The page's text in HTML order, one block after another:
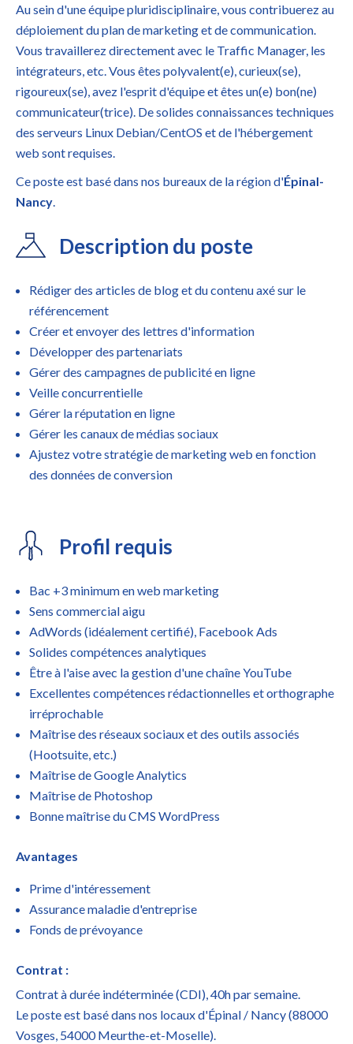
Au sein d'une équipe pluridisciplinaire, vous contribuerez au
déploiement du plan de marketing et de communication.
Vous travaillerez directement avec le Traffic Manager, les
intégrateurs, etc. Vous êtes polyvalent(e), curieux(se),
rigoureux(se), avez l'esprit d'équipe et êtes un(e) bon(ne)
communicateur(trice). De solides connaissances techniques
des serveurs Linux Debian/CentOS et de l'hébergement
web sont requises.
Ce poste est basé dans nos bureaux de la région d'Épinal-
Nancy
Description du poste
Rédiger des articles de blog et du contenu axé sur le
référencement
Créer et envoyer des lettres d'information
Développer des partenariats
Gérer des campagnes de publicité en ligne
Veille concurrentielle
Gérer la réputation en ligne
Gérer les canaux de médias sociaux
Ajustez votre stratégie de marketing web en fonction
des données de conversion
Profil requis
Bac +3 minimum en web marketing
Sens commercial aigu
AdWords (idéalement certifié), Facebook Ads
Solides compétences analytiques
Être à l'aise avec la gestion d'une chaîne YouTube
Excellentes compétences rédactionnelles et orthographe
irréprochable
Maîtrise des réseaux sociaux et des outils associés
(Hootsuite, etc.)
Maîtrise de Google Analytics
Maîtrise de Photoshop
Bonne maîtrise du CMS WordPress
Avantages
Prime d'intéressement
Assurance maladie d'entreprise
Fonds de prévoyance
Contrat :
Contrat à durée indéterminée (CDI), 40h par semaine.
Le poste est basé dans nos locaux d'Épinal / Nancy (88000
Vosges, 54000 Meurthe-et-Moselle).